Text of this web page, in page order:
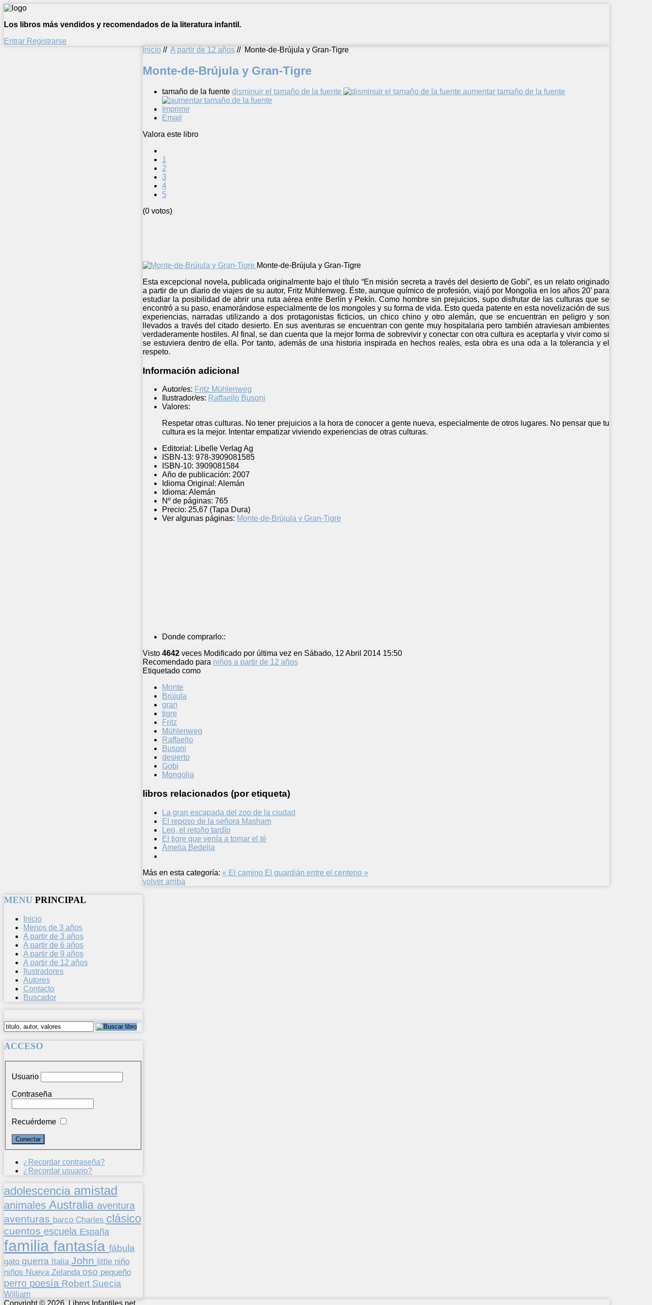
Los libros más vendidos y recomendados de la literatura infantil.
Entrar Registrarse
Inicio // A partir de 12 años // Monte-de-Brújula y Gran-Tigre
Monte-de-Brújula y Gran-Tigre
tamaño de la fuente disminuir el tamaño de la fuente aumentar tamaño de la fuente
Imprimir
Email
Valora este libro
1
2
3
4
5
(0 votos)
Monte-de-Brújula y Gran-Tigre
Esta excepcional novela, publicada originalmente bajo el título “En misión secreta a través del desierto de Gobi”, es un relato originado
a partir de un diario de viajes de su autor, Fritz Mühlenweg. Éste, aunque químico de profesión, viajó por Mongolia en los años 20’ para
estudiar la posibilidad de abrir una ruta aérea entre Berlín y Pekín. Como hombre sin prejuicios, supo disfrutar de las culturas que se
encontró a su paso, enamorándose especialmente de los mongoles y su forma de vida. Esto queda patente en esta novelización de sus
experiencias, narradas utilizando a dos protagonistas ficticios, un chico chino y otro alemán, que se encuentran en peligro y son
llevados a través del citado desierto. En sus aventuras se encuentran con gente muy hospitalaria pero también atraviesan ambientes
verdaderamente hostiles. Al final, se dan cuenta que la mejor forma de sobrevivir y conectar con otra cultura es aceptarla y vivir como si
se estuviera dentro de ella. Por tanto, además de una historia inspirada en hechos reales, esta obra es una oda a la tolerancia y el
respeto.
Información adicional
Autor/es: Fritz Mühlenweg
Ilustrador/es: Raffaello Busoni
Valores:
Respetar otras culturas. No tener prejuicios a la hora de conocer a gente nueva, especialmente de otros lugares. No pensar que tu
cultura es la mejor. Intentar empatizar viviendo experiencias de otras culturas.
Editorial: Libelle Verlag Ag
ISBN-13: 978-3909081585
ISBN-10: 3909081584
Año de publicación: 2007
Idioma Original: Alemán
Idioma: Alemán
Nº de páginas: 765
Precio: 25,67 (Tapa Dura)
Ver algunas páginas: Monte-de-Brújula y Gran-Tigre
Donde comprarlo::
Visto 4642 veces Modificado por última vez en Sábado, 12 Abril 2014 15:50
Recomendado para niños a partir de 12 años
Etiquetado como
Monte
Brújula
gran
tigre
Fritz
Mühlenweg
Raffaello
Busoni
desierto
Gobi
Mongolia
libros relacionados (por etiqueta)
La gran escapada del zoo de la ciudad
El reposo de la señora Masham
Leo, el retoño tardío
El tigre que venía a tomar el té
Amelia Bedelia
Más en esta categoría: « El camino El guardián entre el centeno »
volver arriba
MENU PRINCIPAL
Inicio
Menos de 3 años
A partir de 3 años
A partir de 6 años
A partir de 9 años
A partir de 12 años
Ilustradores
Autores
Contacto
Buscador
ACCESO
Usuario
Contraseña
Recuérdeme
¿Recordar contraseña?
¿Recordar usuario?
adolescencia amistad
animales Australia aventura
aventuras barco Charles clásico
cuentos escuela España
familia fantasía fábula
gato guerra Italia John little niño
niños Nueva Zelanda oso pequeño
perro poesía Robert Suecia
William